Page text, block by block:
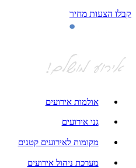
קבלו הצעות מחיר
אולמות אירועים
גני אירועים
מקומות לאירועים קטנים
מערכת ניהול אירועים